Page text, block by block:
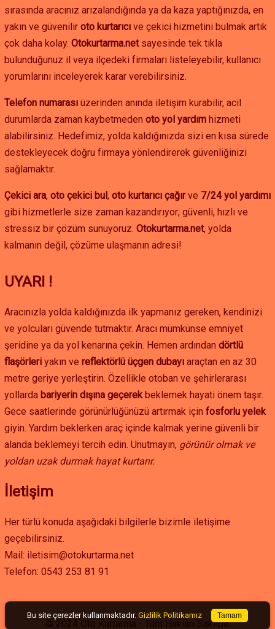
sırasında aracınız arızalandığında ya da kaza yaptığınızda, en
yakın ve güvenilir oto kurtarıcı ve çekici hizmetini bulmak artık
çok daha kolay. Otokurtarma.netsayesinde tek tıkla
bulunduğunuz il veya ilçedeki firmaları listeleyebilir, kullanıcı
yorumlarını inceleyerek karar verebilirsiniz.
Telefon numarası üzerinden anında iletişim kurabilir, acil
durumlarda zaman kaybetmeden oto yol yardım hizmeti
alabilirsiniz. Hedefimiz, yolda kaldığınızda sizi en kısa sürede
destekleyecek doğru firmaya yönlendirerek güvenliğinizi
sağlamaktır.
Çekici ara, oto çekici bul, oto kurtarıcı çağırve 7/24 yol yardımı
gibi hizmetlerle size zaman kazandırıyor; güvenli, hızlı ve
stressiz bir çözüm sunuyoruz. Otokurtarma.net, yolda
kalmanın değil, çözüme ulaşmanın adresi!
UYARI !
Aracınızla yolda kaldığınızda ilk yapmanız gereken, kendinizi
ve yolcuları güvende tutmaktır. Aracı mümkünse emniyet
şeridine ya da yol kenarına çekin. Hemen ardından dörtlü
flaşörleri yakın ve reflektörlü üçgen dubayı araçtan en az 30
metre geriye yerleştirin. Özellikle otoban ve şehirlerarası
yollarda bariyerin dışına geçerek beklemek hayati önem taşır.
Gece saatlerinde görünürlüğünüzü artırmak için fosforlu yelek
giyin. Yardım beklerken araç içinde kalmak yerine güvenli bir
alanda beklemeyi tercih edin. Unutmayın, görünür olmak ve
yoldan uzak durmak hayat kurtarır.
İletişim
Her türlü konuda aşağıdaki bilgilerle bizimle iletişime
geçebilirsiniz.
Mail: iletisim@otokurtarma.net
Telefon: 0543 253 81 91
© 2024 - Tüm Hakları Saklıdır.
Bu site çerezler kullanmaktadır. Gizlilik Politikamız Tamam